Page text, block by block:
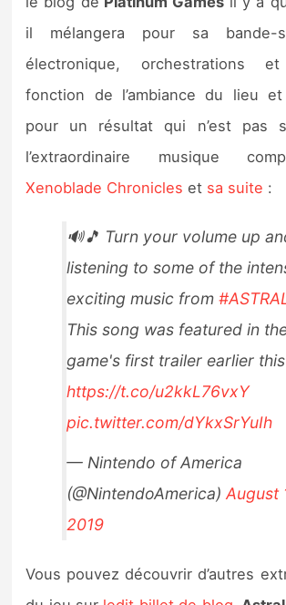
il mélangera pour sa bande-
électronique, orchestrations
fonction de l’ambiance du lieu
pour un résultat qui n’est pas
l’extraordinaire musique
Xenoblade Chronicles et sa suite :
🔊🎵 Turn your volume up
listening to some of the
exciting music from
This song was featured in
game's first trailer earlier
https://t.co/u2kkL76vxY
pic.twitter.com/dYkxSrYuIh
— Nintendo of America
(@NintendoAmerica)August
2019
Vous pouvez découvrir d’autres